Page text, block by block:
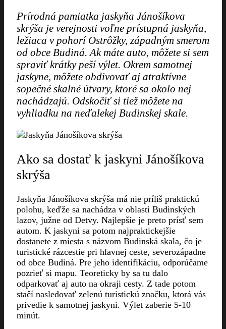
Prírodná pamiatka jaskyňa Jánošíkova
skrýša je verejnosti voľne prístupná jaskyňa,
ležiaca v pohorí Ostrôžky, západným smerom
od obce Budiná. Ak máte auto, môžete si sem
spraviť krátky peší výlet. Okrem samotnej
jaskyne, môžete obdivovať aj atraktívne
sopečné skalné útvary, ktoré sa okolo nej
nachádzajú. Odskočiť si tiež môžete na
vyhliadku na neďalekej Budinskej skale.
Ako sa dostať k jaskyni Jánošíkova
skrýša
Jaskyňa Jánošíkova skrýša má nie príliš praktickú
polohu, keďže sa nachádza v oblasti Budinských
lazov, južne od Detvy. Najlepšie je preto prísť sem
autom. K jaskyni sa potom najpraktickejšie
dostanete z miesta s názvom Budinská skala, čo je
turistické rázcestie pri hlavnej ceste, severozápadne
od obce Budiná. Pre jeho identifikáciu, odporúčame
pozrieť si mapu. Teoreticky by sa tu dalo
odparkovať aj auto na okraji cesty. Z tade potom
stačí nasledovať zelenú turistickú značku, ktorá vás
privedie k samotnej jaskyni. Výlet zaberie 5-10
minút.